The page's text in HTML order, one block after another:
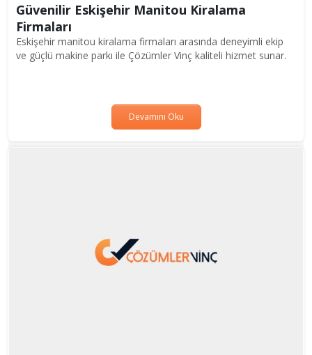
Güvenilir Eskişehir Manitou Kiralama
Firmaları
Eskişehir manitou kiralama firmaları arasında deneyimli ekip
ve güçlü makine parkı ile Çözümler Vinç kaliteli hizmet sunar.
Devamını Oku